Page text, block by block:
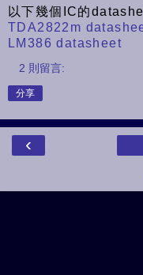
以下幾個IC的
TDA2822m
LM386 datasheet
2 則留言:
分享
‹